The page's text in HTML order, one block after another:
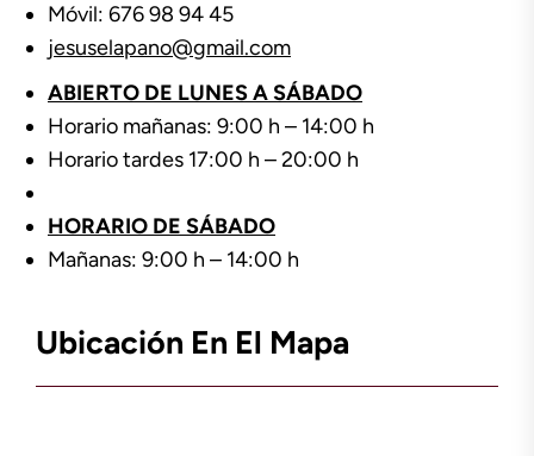
Móvil: 676 98 94 45
jesuselapano@gmail.com
ABIERTO DE LUNES A SÁBADO
Horario mañanas: 9:00 h – 14:00 h
Horario tardes 17:00 h – 20:00 h
HORARIO DE SÁBADO
Mañanas: 9:00 h – 14:00 h
Ubicación En El Mapa